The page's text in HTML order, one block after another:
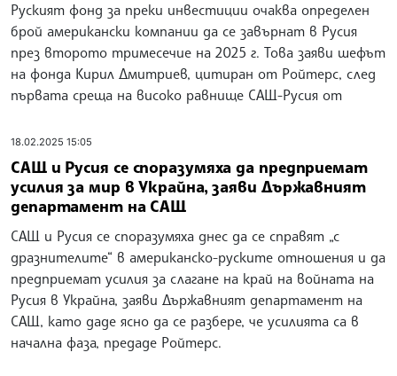
Руският фонд за преки инвестиции очаква определен
брой американски компании да се завърнат в Русия
през второто тримесечие на 2025 г. Това заяви шефът
на фонда Кирил Дмитриев, цитиран от Ройтерс, след
първата среща на високо равнище САЩ-Русия от
18.02.2025 15:05
САЩ и Русия се споразумяха да предприемат
усилия за мир в Украйна, заяви Държавният
департамент на САЩ
САЩ и Русия се споразумяха днес да се справят „с
дразнителите“ в американско-руските отношения и да
предприемат усилия за слагане на край на войната на
Русия в Украйна, заяви Държавният департамент на
САЩ, като даде ясно да се разбере, че усилията са в
начална фаза, предаде Ройтерс.